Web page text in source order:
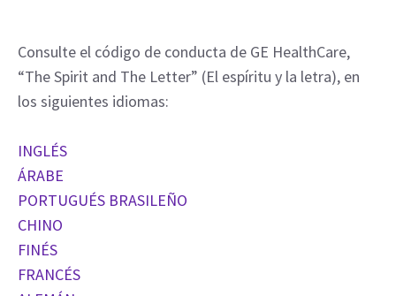
Consulte el código de conducta de GE HealthCare,
“The Spirit and The Letter” (El espíritu y la letra), en
los siguientes idiomas:
INGLÉS
ÁRABE
PORTUGUÉS BRASILEÑO
CHINO
FINÉS
FRANCÉS